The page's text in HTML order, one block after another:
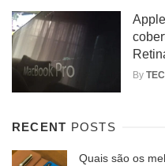
By
RECENT POSTS
Quais são os